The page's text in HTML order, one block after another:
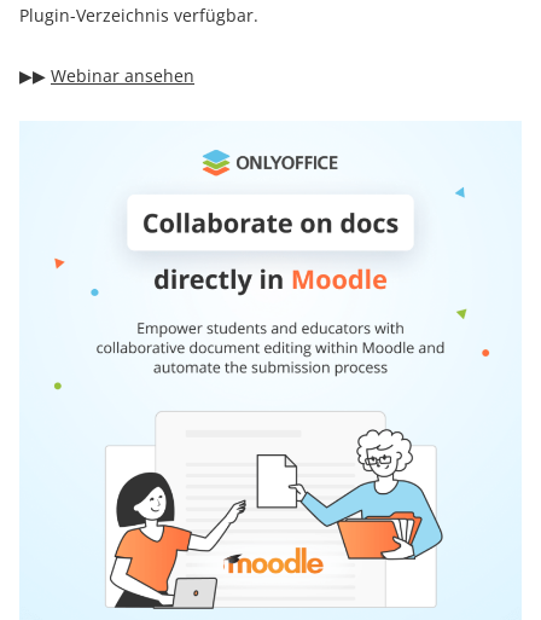
Plugin-Verzeichnis verfügbar.
▶︎▶︎ Webinar ansehen